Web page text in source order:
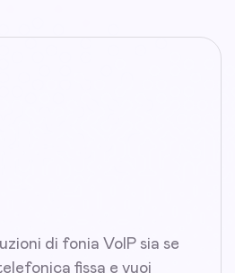
di fonia VoIP sia se
fissa e vuoi